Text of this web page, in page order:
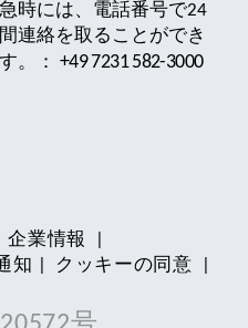
時には、電話番号で24
連絡を取ることができ
。：+49 7231 582-3000
企業情報
知
クッキーの同意